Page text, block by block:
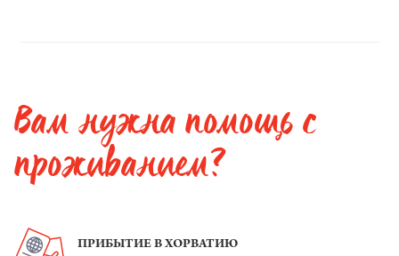
Вам нужна помощь с
проживанием?
ПРИБЫТИЕ В ХОРВАТИЮ